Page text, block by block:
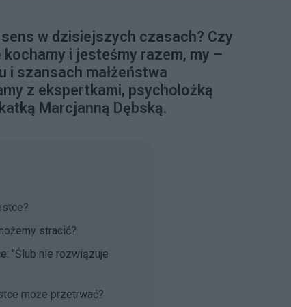
w dzisiejszych czasach? Czy
i jesteśmy razem, my –
i szansach małżeństwa
z ekspertkami, psycholożką
Marcjanną Dębską.
stracić?
"Ślub nie rozwiązuje
może przetrwać?